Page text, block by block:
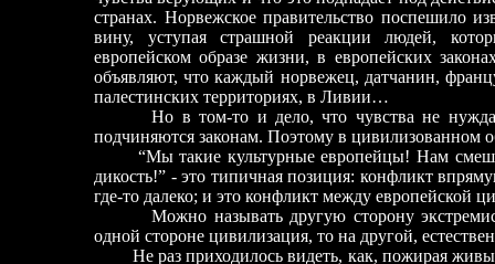
странах. Норвежское правительство поспешило
вину, уступая страшной реакции людей,
европейском образе жизни, в европейских
объявляют, что каждый норвежец, датчанин,
палестинских территориях, в Ливии…
Но в том-то и дело, что чувства не
подчиняются законам. Поэтому в цивилизованном
“Мы такие культурные европейцы! Нам
дикость!” -это типичная позиция: конфликт
где-то далеко; и это конфликт между европейской
Можно называть другую сторону
одной стороне цивилизация, то на другой,
Не раз приходилось видеть, как, пожирая